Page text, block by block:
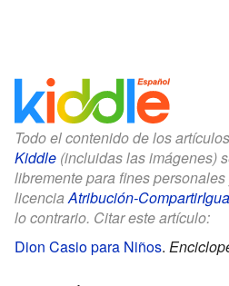
Todo el contenido de los
Kiddle (incluidas las imágenes)
libremente para fines
licenciaAtribución-
lo contrario. Citar este artículo:
Dion Casio para Niños.